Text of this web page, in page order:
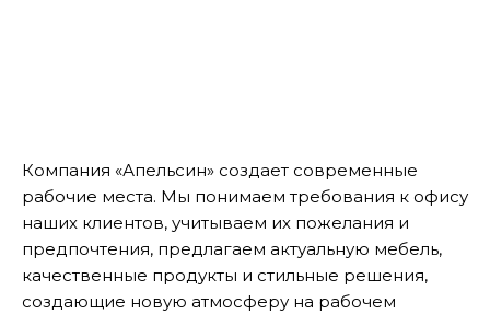
Компания «Апельсин» создает современные
рабочие места. Мы понимаем требования к офису
наших клиентов, учитываем их пожелания и
предпочтения, предлагаем актуальную мебель,
качественные продукты и стильные решения,
создающие новую атмосферу на рабочем